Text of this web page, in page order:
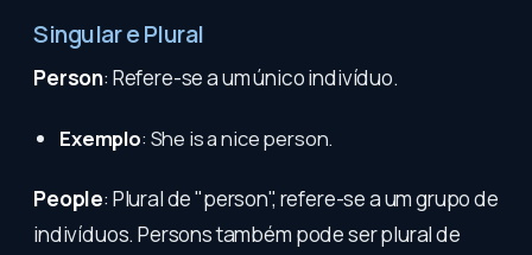
Singular e Plural
Person: Refere-se a um único indivíduo.
Exemplo: She is a nice person.
People: Plural de "person", refere-se a um grupo de
indivíduos. Persons também pode ser plural de